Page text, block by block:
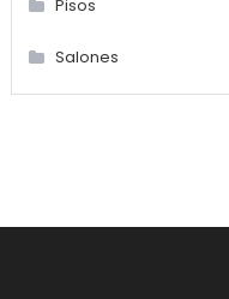
Pisos
Salones